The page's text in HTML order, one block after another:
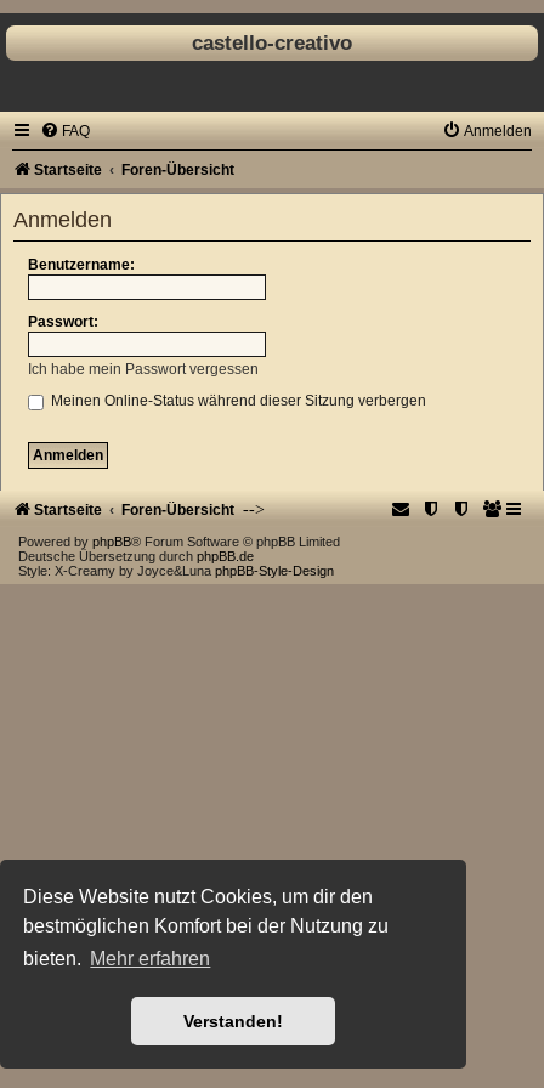
Diese Website nutzt Cookies, um dir den
bestmöglichen Komfort bei der Nutzung zu
bieten. Mehr erfahren
Verstanden!
castello-creativo
FAQ Anmelden
Startseite Foren-Übersicht
Anmelden
Benutzername:
Passwort:
Ich habe mein Passwort vergessen
Meinen Online-Status während dieser Sitzung verbergen
Startseite Foren-Übersicht -->
Powered by phpBB® Forum Software © phpBB Limited
Deutsche Übersetzung durch phpBB.de
Style: X-Creamy by Joyce&Luna phpBB-Style-Design